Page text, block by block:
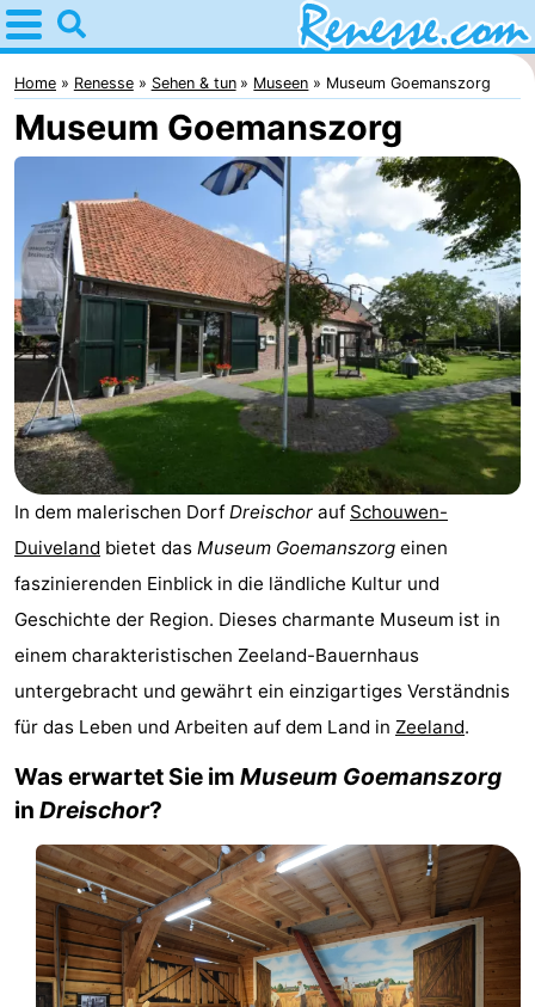
Home
Renesse
Tipps
kindern
Übernachten
Appartements
-
Port
Greve
-
Zeeuwse
Kust
Campingplätze
Ferienhäuser
-
Buitenheem
-
Oase
Duinoord
-
Ginsterveld
-
Livingstone
Port
Greve
Port
Home Renesse Sehen & tun Museen Museum Goemanszorg
Museum Goemanszorg
In dem malerischen Dorf Dreischor auf Schouwen-
Duiveland bietet das Museum Goemanszorg einen
faszinierenden Einblick in die ländliche Kultur und
Geschichte der Region. Dieses charmante Museum ist in
einem charakteristischen Zeeland-Bauernhaus
untergebracht und gewährt ein einzigartiges Verständnis
für das Leben und Arbeiten auf dem Land in Zeeland.
Was erwartet Sie im Museum Goemanszorg
in Dreischor?